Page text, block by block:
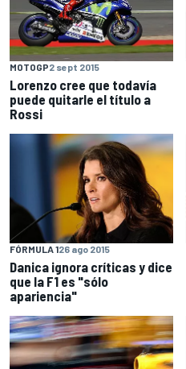
MOTOGP2 sept 2015
Lorenzo cree que todavía
puede quitarle el título a
Rossi
FÓRMULA 126 ago 2015
Danica ignora críticas y dice
que la F1 es "sólo
apariencia"